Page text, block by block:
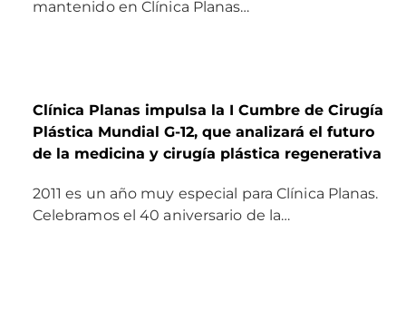
mantenido en Clínica Planas…
Clínica Planas impulsa la I Cumbre de Cirugía
Plástica Mundial G-12, que analizará el futuro
de la medicina y cirugía plástica regenerativa
2011 es un año muy especial para Clínica Planas.
Celebramos el 40 aniversario de la…